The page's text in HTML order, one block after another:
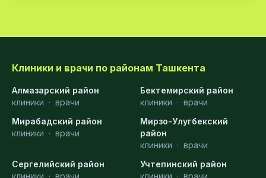
Клиники и врачи по районам Ташкента
Алмазарский район
клиники · врачи
Бектемирский район
клиники · врачи
Мирабадский район
клиники · врачи
Мирзо-Улугбекский
район
клиники · врачи
Сергелийский район
Учтепинский район